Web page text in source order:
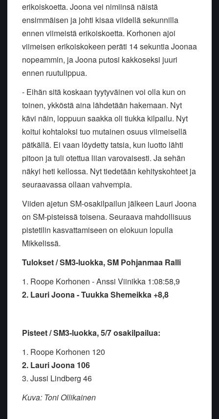
erikoiskoetta. Joona vei nimiinsä näistä
ensimmäisen ja johti kisaa viidellä sekunnilla
ennen viimeistä erikoiskoetta. Korhonen ajoi
viimeisen erikoiskokeen peräti 14 sekuntia Joonaa
nopeammin, ja Joona putosi kakkoseksi juuri
ennen ruutulippua.
- Eihän sitä koskaan tyytyväinen voi olla kun on
toinen, ykköstä aina lähdetään hakemaan. Nyt
kävi näin, loppuun saakka oli tiukka kilpailu. Nyt
koitui kohtaloksi tuo mutainen osuus viimeisellä
pätkällä. Ei vaan löydetty tatsia, kun luotto lähti
pitoon ja tuli otettua liian varovaisesti. Ja sehän
näkyi heti kellossa. Nyt tiedetään kehityskohteet ja
seuraavassa ollaan vahvempia.
Viiden ajetun SM-osakilpailun jälkeen Lauri Joona
on SM-pisteissä toisena. Seuraava mahdollisuus
pistetilin kasvattamiseen on elokuun lopulla
Mikkelissä.
Tulokset / SM3-luokka, SM Pohjanmaa Ralli
1. Roope Korhonen - Anssi Viinikka 1:08:58,9
2. Lauri Joona - Tuukka Shemeikka +8,8
Pisteet / SM3-luokka, 5/7 osakilpailua:
1. Roope Korhonen 120
2. Lauri Joona 106
3. Jussi Lindberg 46
Kuva: Toni Ollikainen